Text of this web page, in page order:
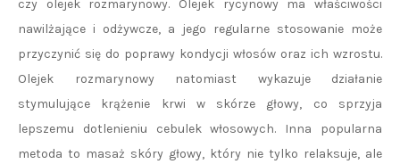
czy olejek rozmarynowy. Olejek rycynowy ma właściwości
nawilżające i odżywcze, a jego regularne stosowanie może
przyczynić się do poprawy kondycji włosów oraz ich wzrostu.
Olejek rozmarynowy natomiast wykazuje działanie
stymulujące krążenie krwi w skórze głowy, co sprzyja
lepszemu dotlenieniu cebulek włosowych. Inna popularna
metoda to masaż skóry głowy, który nie tylko relaksuje, ale